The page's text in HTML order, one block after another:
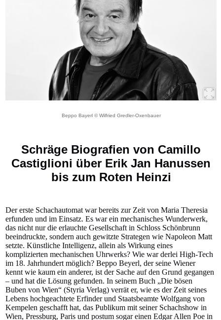
Beppo Bayerl © Wilfried Gredler-Oxenbauer
Schräge Biografien von Camillo
Castiglioni über Erik Jan Hanussen
bis zum Roten Heinzi
Der erste Schachautomat war bereits zur Zeit von Maria Theresia
erfunden und im Einsatz. Es war ein mechanisches Wunderwerk,
das nicht nur die erlauchte Gesellschaft in Schloss Schönbrunn
beeindruckte, sondern auch gewitzte Strategen wie Napoleon Matt
setzte. Künstliche Intelligenz, allein als Wirkung eines
komplizierten mechanischen Uhrwerks? Wie war derlei High-Tech
im 18. Jahrhundert möglich? Beppo Beyerl, der seine Wiener
kennt wie kaum ein anderer, ist der Sache auf den Grund gegangen
– und hat die Lösung gefunden. In seinem Buch „Die bösen
Buben von Wien“ (Styria Verlag) verrät er, wie es der Zeit seines
Lebens hochgeachtete Erfinder und Staatsbeamte Wolfgang von
Kempelen geschafft hat, das Publikum mit seiner Schachshow in
Wien, Pressburg, Paris und postum sogar einen Edgar Allen Poe in